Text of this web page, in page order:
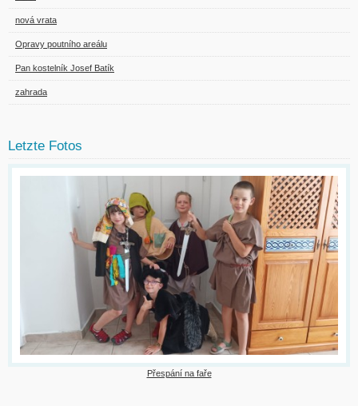
nová vrata
Opravy poutního areálu
Pan kostelník Josef Batík
zahrada
Letzte Fotos
Přespání na faře